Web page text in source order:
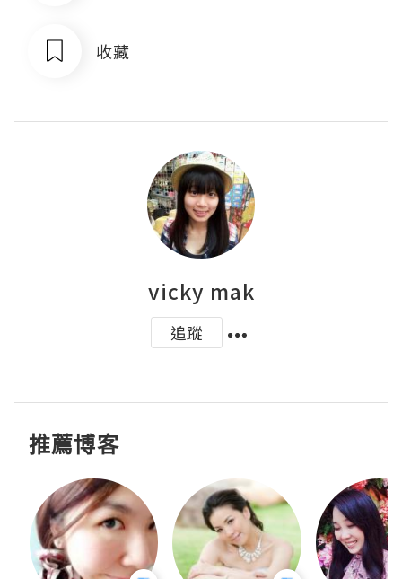
收藏
vicky mak
追蹤
推薦博客